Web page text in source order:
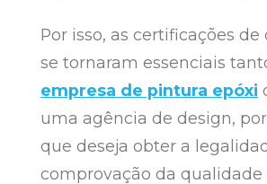
Por isso, as certificações
se tornaram essenciais
empresa de pintura epóxi
uma agência de design,
que deseja obter a
comprovação da qualidade